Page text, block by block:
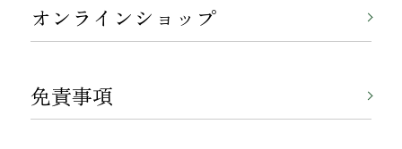
オンラインショップ
免責事項